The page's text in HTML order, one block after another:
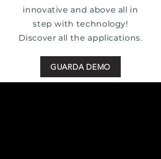
innovative and above all in
step with technology!
Discover all the applications.
GUARDA DEMO